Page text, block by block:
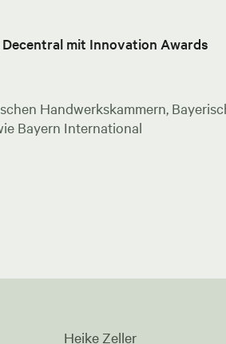
mit Innovation Awards
Handwerkskammern,
Bayern International
Heike Zeller